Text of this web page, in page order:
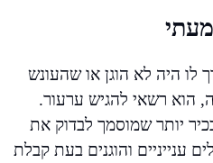
לו היה לא הוגן או שהעונש
הוא רשאי להגיש ערעור.
יותר שמוסמך לבדוק את
ענייניים והוגנים בעת קבלת